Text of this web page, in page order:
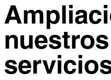
nuestros